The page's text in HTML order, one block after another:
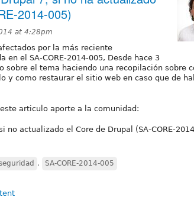
2014-005)
at 4:28pm
por la más reciente
el SA-CORE-2014-005, Desde hace 3
sobre el tema haciendo una recopilación sobre
y como restaurar el sitio web en caso que de
articulo aporte a la comunidad:
no actualizado el Core de Drupal (SA-CORE-
, SA-CORE-2014-005